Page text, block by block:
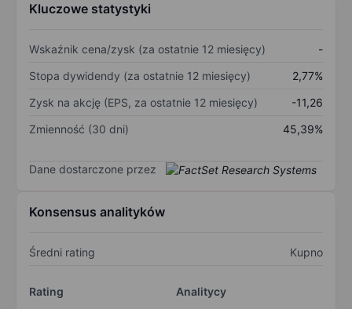
Kluczowe statystyki
Wskaźnik cena/zysk (za ostatnie 12 miesięcy)
-
Stopa dywidendy (za ostatnie 12 miesięcy)
2,77%
Zysk na akcję (EPS, za ostatnie 12 miesięcy)
-11,26
Zmienność (30 dni)
45,39%
Dane dostarczone przez
Konsensus analityków
Średni rating Kupno
Rating
Analitycy